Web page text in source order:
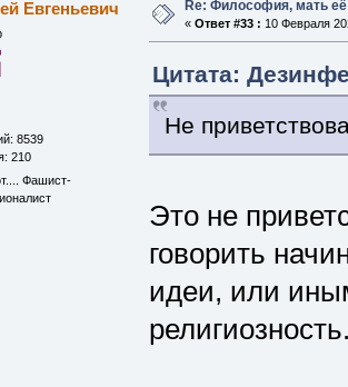
Евгеньевич
8539
210
Фашист-
Re: Философия, мать её
« Ответ #33 : 10 Февраля
Цитата:
Не
Это не
говорить
идеи, или